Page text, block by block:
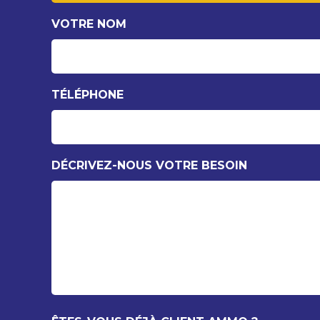
VOTRE NOM
TÉLÉPHONE
DÉCRIVEZ-NOUS VOTRE BESOIN